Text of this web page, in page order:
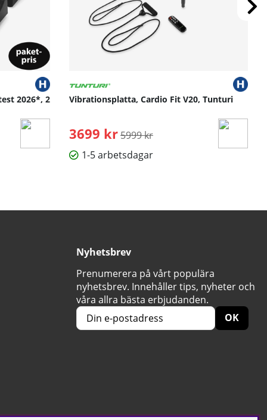
2026*, 2 Vibrationsplatta, Cardio Fit V20, Tunturi
3699 kr Ordinarie pris:
5999 kr
1-5 arbetsdagar
Nyhetsbrev
Prenumerera på vårt populära
nyhetsbrev. Innehåller tips, nyheter och
våra allra bästa erbjudanden.
OK